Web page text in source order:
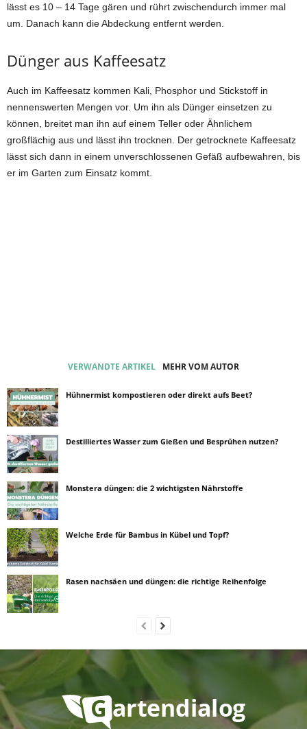
lässt es 10 – 14 Tage gären und rührt zwischendurch immer mal
um. Danach kann die Abdeckung entfernt werden.
Dünger aus Kaffeesatz
Auch im Kaffeesatz kommen Kali, Phosphor und Stickstoff in
nennenswerten Mengen vor. Um ihn als Dünger einsetzen zu
können, breitet man ihn auf einem Teller oder Ähnlichem
großflächig aus und lässt ihn trocknen. Der getrocknete Kaffeesatz
lässt sich dann in einem unverschlossenen Gefäß aufbewahren, bis
er im Garten zum Einsatz kommt.
VERWANDTE ARTIKEL MEHR VOM AUTOR
Hühnermist kompostieren oder direkt aufs Beet?
Destilliertes Wasser zum Gießen und Besprühen nutzen?
Monstera düngen: die 2 wichtigsten Nährstoffe
Welche Erde für Bambus in Kübel und Topf?
Rasen nachsäen und düngen: die richtige Reihenfolge